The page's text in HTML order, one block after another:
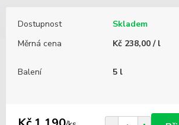
Dostupnost
Skladem
Měrná cena
Kč 238,00 / l
Balení 5 l